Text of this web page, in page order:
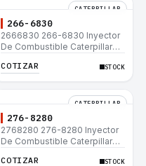
CATERPILLAR
266-6830
2666830 266-6830 Inyector
De Combustible Caterpillar®
COTIZAR STOCK
CATERPILLAR
276-8280
2768280 276-8280 Inyector
De Combustible Caterpillar®
COTIZAR STOCK